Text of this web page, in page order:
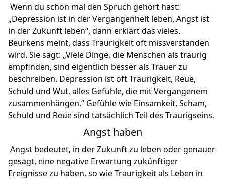
Wenn du schon mal den Spruch gehört hast:
„Depression ist in der Vergangenheit leben, Angst ist
in der Zukunft leben“, dann erklärt das vieles.
Beurkens meint, dass Traurigkeit oft missverstanden
wird. Sie sagt: „Viele Dinge, die Menschen als traurig
empfinden, sind eigentlich besser als Trauer zu
beschreiben. Depression ist oft Traurigkeit, Reue,
Schuld und Wut, alles Gefühle, die mit Vergangenem
zusammenhängen.“ Gefühle wie Einsamkeit, Scham,
Schuld und Reue sind tatsächlich Teil des Traurigseins.
Angst haben
Angst bedeutet, in der Zukunft zu leben oder genauer
gesagt, eine negative Erwartung zukünftiger
Ereignisse zu haben, so wie Traurigkeit als Leben in